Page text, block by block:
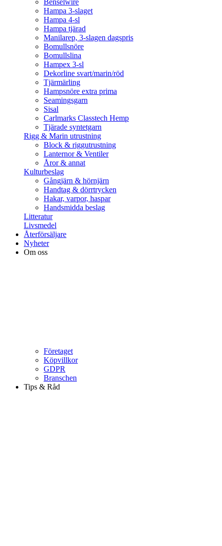
Benselwire
Hampa 3-slaget
Hampa 4-sl
Hampa tjärad
Manilarep, 3-slagen dagspris
Bomullsnöre
Bomullslina
Hampex 3-sl
Dekorline svart/marin/röd
Tjärmärling
Hampsnöre extra prima
Seamingsgarn
Sisal
Carlmarks Classtech Hemp
Tjärade syntetgarn
Rigg & Marin utrustning
Block & riggutrustning
Lanternor & Ventiler
Åror & annat
Kulturbeslag
Gångjärn & hörnjärn
Handtag & dörrtrycken
Hakar, varpor, haspar
Handsmidda beslag
Litteratur
Livsmedel
Återförsäljare
Nyheter
Om oss
Företaget
Köpvillkor
GDPR
Branschen
Tips & Råd